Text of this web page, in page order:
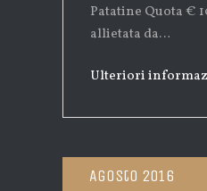
Patatine Quota €
allietata da…
Ulteriori
Agosto 2016